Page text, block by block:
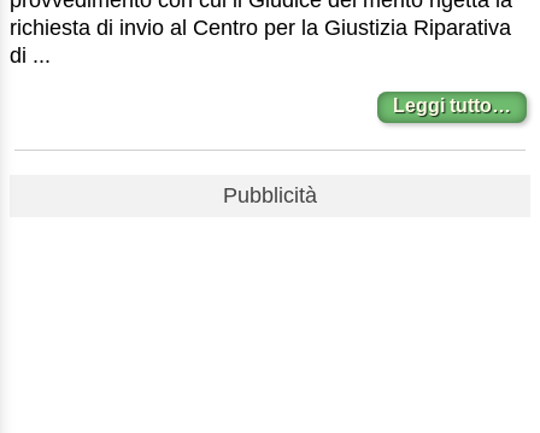
richiesta di invio al Centro per la Giustizia Riparativa
di ...
Leggi tutto…
Pubblicità